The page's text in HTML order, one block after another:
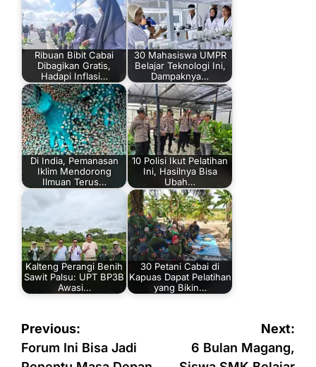
Ribuan Bibit Cabai
Dibagikan Gratis,
Hadapi Inflasi…
30 Mahasiswa UMPR
Belajar Teknologi Ini,
Dampaknya…
Di India, Pemanasan
Iklim Mendorong
Ilmuan Terus…
10 Polisi Ikut Pelatihan
Ini, Hasilnya Bisa
Ubah…
Kalteng Perangi Benih
Sawit Palsu: UPT BP3B
Awasi…
30 Petani Cabai di
Kapuas Dapat Pelatihan
yang Bikin…
Navigasi
pos
Previous:
Forum Ini Bisa Jadi
Next:
6 Bulan Magang,